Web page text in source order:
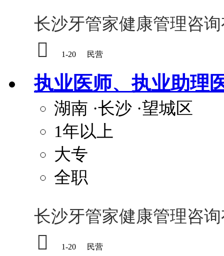
长沙牙管家健康管理咨
 1-20 民营
执业医师、执业助理
湖南 ·长沙 ·望城区
1年以上
大专
全职
长沙牙管家健康管理咨
 1-20 民营